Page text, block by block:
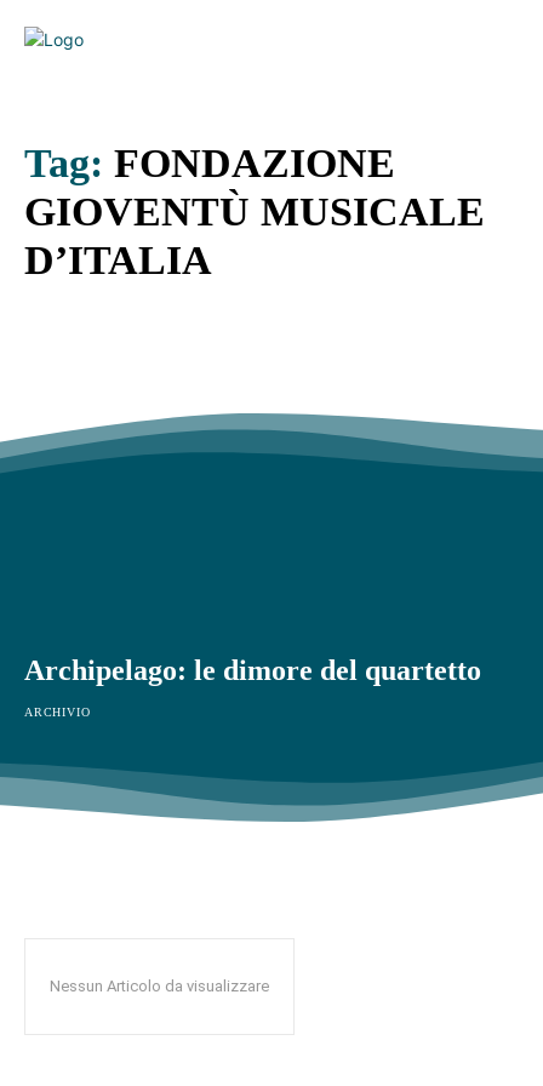
Tag: FONDAZIONE
GIOVENTÙ MUSICALE
D’ITALIA
Archipelago: le dimore del quartetto
ARCHIVIO
Nessun Articolo da visualizzare